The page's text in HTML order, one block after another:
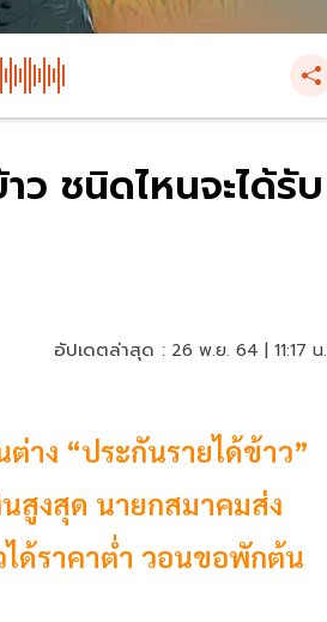
ว ชนิดไหนจะได้รับ
อัปเดตล่าสุด : 26 พ.ย. 64 | 11:17 น.
าง “ประกันรายได้ข้าว”
สูงสุด นายกสมาคมส่ง
ด้ราคาต่ำ วอนขอพักต้น